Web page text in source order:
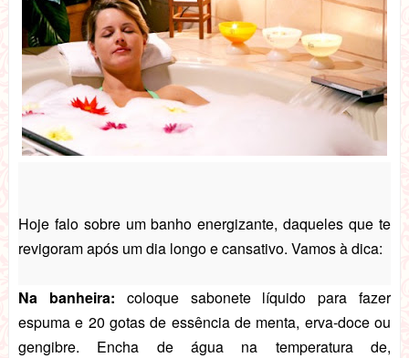
Hoje falo sobre um banho energizante, daqueles que te
revigoram após um dia longo e cansativo. Vamos à dica:
Na banheira: coloque sabonete líquido para fazer
espuma e 20 gotas de essência de menta, erva-doce ou
gengibre. Encha de água na temperatura de,